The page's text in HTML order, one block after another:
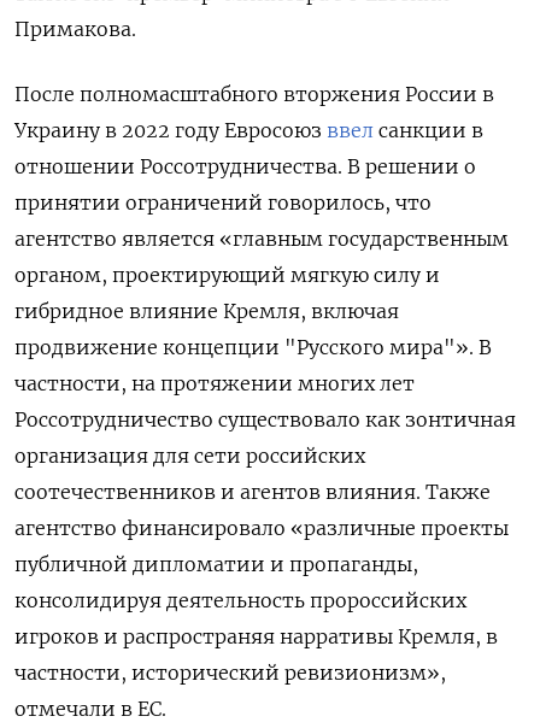
Примакова.
После полномасштабного вторжения России в
Украину в 2022 году Евросоюз ввел санкции в
отношении Россотрудничества. В решении о
принятии ограничений говорилось, что
агентство является «главным государственным
органом, проектирующий мягкую силу и
гибридное влияние Кремля, включая
продвижение концепции "Русского мира"». В
частности, на протяжении многих лет
Россотрудничество существовало как зонтичная
организация для сети российских
соотечественников и агентов влияния. Также
агентство финансировало «различные проекты
публичной дипломатии и пропаганды,
консолидируя деятельность пророссийских
игроков и распространяя нарративы Кремля, в
частности, исторический ревизионизм»,
отмечали в ЕС.